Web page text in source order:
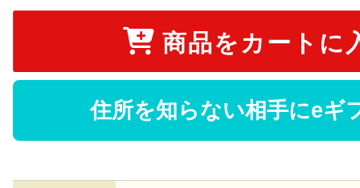
商品をカートに
住所を知らない相手にeギ